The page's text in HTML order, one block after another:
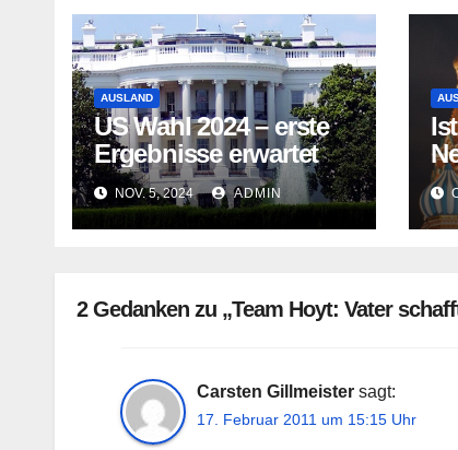
AUSLAND
US Wahl 2024 – erste
Ergebnisse erwartet
NOV. 5, 2024 ADMIN
2 Gedanken zu „Team Hoyt: Vater
Carsten Gillmeister sagt:
17. Februar 2011 um 15:15 Uhr